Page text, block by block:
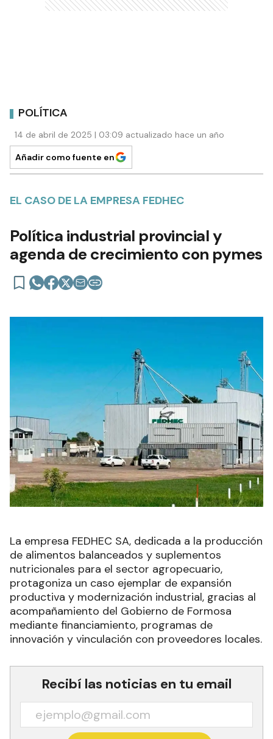
POLÍTICA
14 de abril de 2025 | 03:09 actualizado hace un año
Añadir como fuente en
EL CASO DE LA EMPRESA FEDHEC
Política industrial provincial y
agenda de crecimiento con pymes
La empresa FEDHEC SA, dedicada a la producción
de alimentos balanceados y suplementos
nutricionales para el sector agropecuario,
protagoniza un caso ejemplar de expansión
productiva y modernización industrial, gracias al
acompañamiento del Gobierno de Formosa
mediante financiamiento, programas de
innovación y vinculación con proveedores locales.
Recibí las noticias en tu email